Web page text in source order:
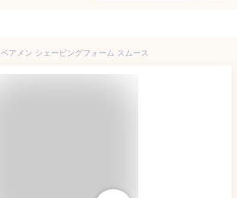
アメン シェービングフォーム スムース